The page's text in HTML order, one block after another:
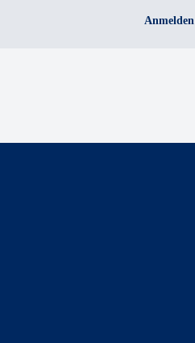
Anmelden